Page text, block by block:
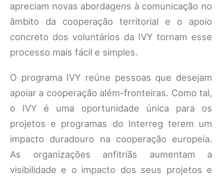
apreciam novas abordagens à comunicação no
âmbito da cooperação territorial e o apoio
concreto dos voluntários da IVY tornam esse
processo mais fácil e simples.
O programa IVY reúne pessoas que desejam
apoiar a cooperação além-fronteiras. Como tal,
o IVY é uma oportunidade única para os
projetos e programas do Interreg terem um
impacto duradouro na cooperação europeia.
As organizações anfitriãs aumentam a
visibilidade e o impacto dos seus projetos e